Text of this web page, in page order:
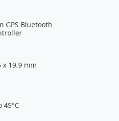
GPS Bluetooth
x 19,9 mm
45°C